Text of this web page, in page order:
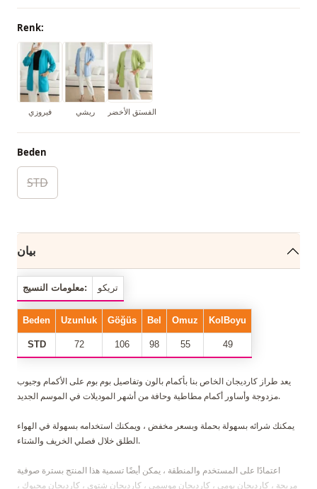
Renk:
فيروزي ريشي الفستق الأخضر
Beden
STD
بيان
معلومات النسيج: تريكو
Beden Uzunluk Göğüs Bel Omuz KolBoyu
STD 72 106 98 55 49
يعد طراز كارديجان الخاص بنا بأكمام بالون وتفاصيل بوم بوم على الأكمام وجيوب
مزدوجة وأساور أكمام مطاطية وحافة من أشهر الموديلات في الموسم الجديد.
يمكنك شرائه بسهولة بحملة وبسعر مخفض ، ويمكنك استخدامه بسهولة في الهواء
الطلق خلال فصلي الخريف والشتاء.
اعتمادًا على المستخدم والمنطقة ، يمكن أيضًا تسمية هذا المنتج بسترة صوفية
مريحة ، كارديجان يومي ، كارديجان موسمي ، كارديجان شتوي ، كارديجان محبوك ،